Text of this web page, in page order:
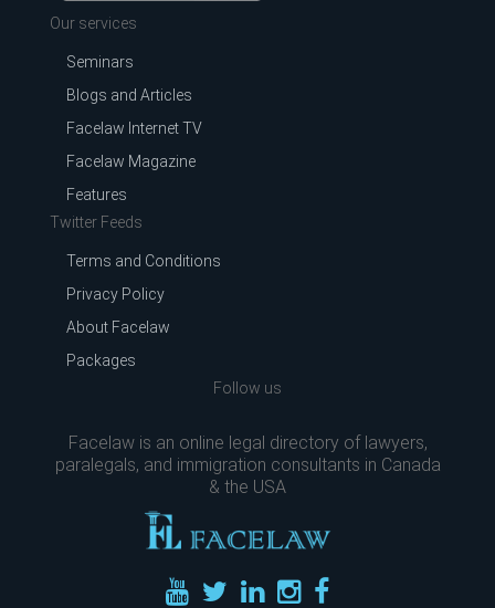
Our services
Seminars
Blogs and Articles
Facelaw Internet TV
Facelaw Magazine
Features
Twitter Feeds
Terms and Conditions
Privacy Policy
About Facelaw
Packages
Follow us
Facelaw is an online legal directory of lawyers,
paralegals, and immigration consultants in Canada
& the USA